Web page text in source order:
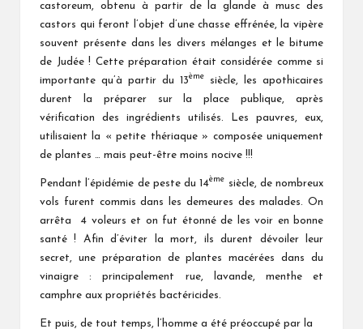
castoreum, obtenu à partir de la glande à musc des
castors qui feront l’objet d’une chasse effrénée, la vipère
souvent présente dans les divers mélanges et le bitume
de Judée ! Cette préparation était considérée comme si
importante qu’à partir du 13ème siècle, les apothicaires
durent la préparer sur la place publique, après
vérification des ingrédients utilisés. Les pauvres, eux,
utilisaient la « petite thériaque » composée uniquement
de plantes … mais peut-être moins nocive !!!
Pendant l’épidémie de peste du 14ème siècle, de nombreux
vols furent commis dans les demeures des malades. On
arrêta 4 voleurs et on fut étonné de les voir en bonne
santé ! Afin d’éviter la mort, ils durent dévoiler leur
secret, une préparation de plantes macérées dans du
vinaigre : principalement rue, lavande, menthe et
camphre aux propriétés bactéricides.
Et puis, de tout temps, l’homme a été préoccupé par la